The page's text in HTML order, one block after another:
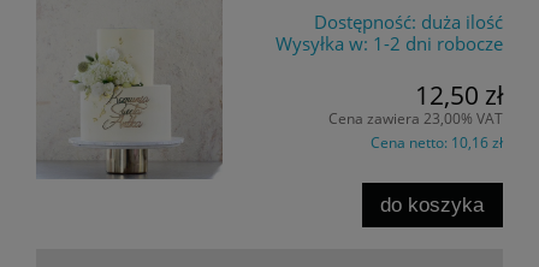
Dostępność: duża ilość
Wysyłka w: 1-2 dni robocze
12,50 zł
Cena zawiera 23,00% VAT
Cena netto: 10,16 zł
do koszyka